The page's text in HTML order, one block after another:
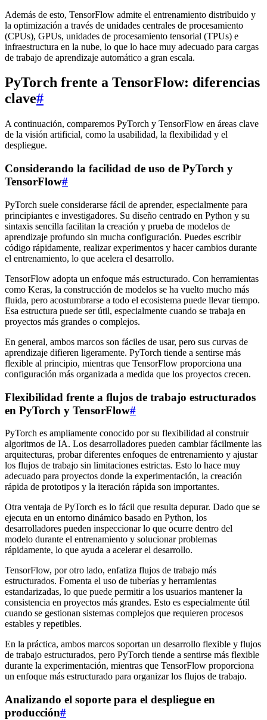
Además de esto, TensorFlow admite el entrenamiento distribuido y
la optimización a través de unidades centrales de procesamiento
(CPUs), GPUs, unidades de procesamiento tensorial (TPUs) e
infraestructura en la nube, lo que lo hace muy adecuado para cargas
de trabajo de aprendizaje automático a gran escala.
PyTorch frente a TensorFlow: diferencias
clave#
A continuación, comparemos PyTorch y TensorFlow en áreas clave
de la visión artificial, como la usabilidad, la flexibilidad y el
despliegue.
Considerando la facilidad de uso de PyTorch y
TensorFlow#
PyTorch suele considerarse fácil de aprender, especialmente para
principiantes e investigadores. Su diseño centrado en Python y su
sintaxis sencilla facilitan la creación y prueba de modelos de
aprendizaje profundo sin mucha configuración. Puedes escribir
código rápidamente, realizar experimentos y hacer cambios durante
el entrenamiento, lo que acelera el desarrollo.
TensorFlow adopta un enfoque más estructurado. Con herramientas
como Keras, la construcción de modelos se ha vuelto mucho más
fluida, pero acostumbrarse a todo el ecosistema puede llevar tiempo.
Esa estructura puede ser útil, especialmente cuando se trabaja en
proyectos más grandes o complejos.
En general, ambos marcos son fáciles de usar, pero sus curvas de
aprendizaje difieren ligeramente. PyTorch tiende a sentirse más
flexible al principio, mientras que TensorFlow proporciona una
configuración más organizada a medida que los proyectos crecen.
Flexibilidad frente a flujos de trabajo estructurados
en PyTorch y TensorFlow#
PyTorch es ampliamente conocido por su flexibilidad al construir
algoritmos de IA. Los desarrolladores pueden cambiar fácilmente las
arquitecturas, probar diferentes enfoques de entrenamiento y ajustar
los flujos de trabajo sin limitaciones estrictas. Esto lo hace muy
adecuado para proyectos donde la experimentación, la creación
rápida de prototipos y la iteración rápida son importantes.
Otra ventaja de PyTorch es lo fácil que resulta depurar. Dado que se
ejecuta en un entorno dinámico basado en Python, los
desarrolladores pueden inspeccionar lo que ocurre dentro del
modelo durante el entrenamiento y solucionar problemas
rápidamente, lo que ayuda a acelerar el desarrollo.
TensorFlow, por otro lado, enfatiza flujos de trabajo más
estructurados. Fomenta el uso de tuberías y herramientas
estandarizadas, lo que puede permitir a los usuarios mantener la
consistencia en proyectos más grandes. Esto es especialmente útil
cuando se gestionan sistemas complejos que requieren procesos
estables y repetibles.
En la práctica, ambos marcos soportan un desarrollo flexible y flujos
de trabajo estructurados, pero PyTorch tiende a sentirse más flexible
durante la experimentación, mientras que TensorFlow proporciona
un enfoque más estructurado para organizar los flujos de trabajo.
Analizando el soporte para el despliegue en
producción#